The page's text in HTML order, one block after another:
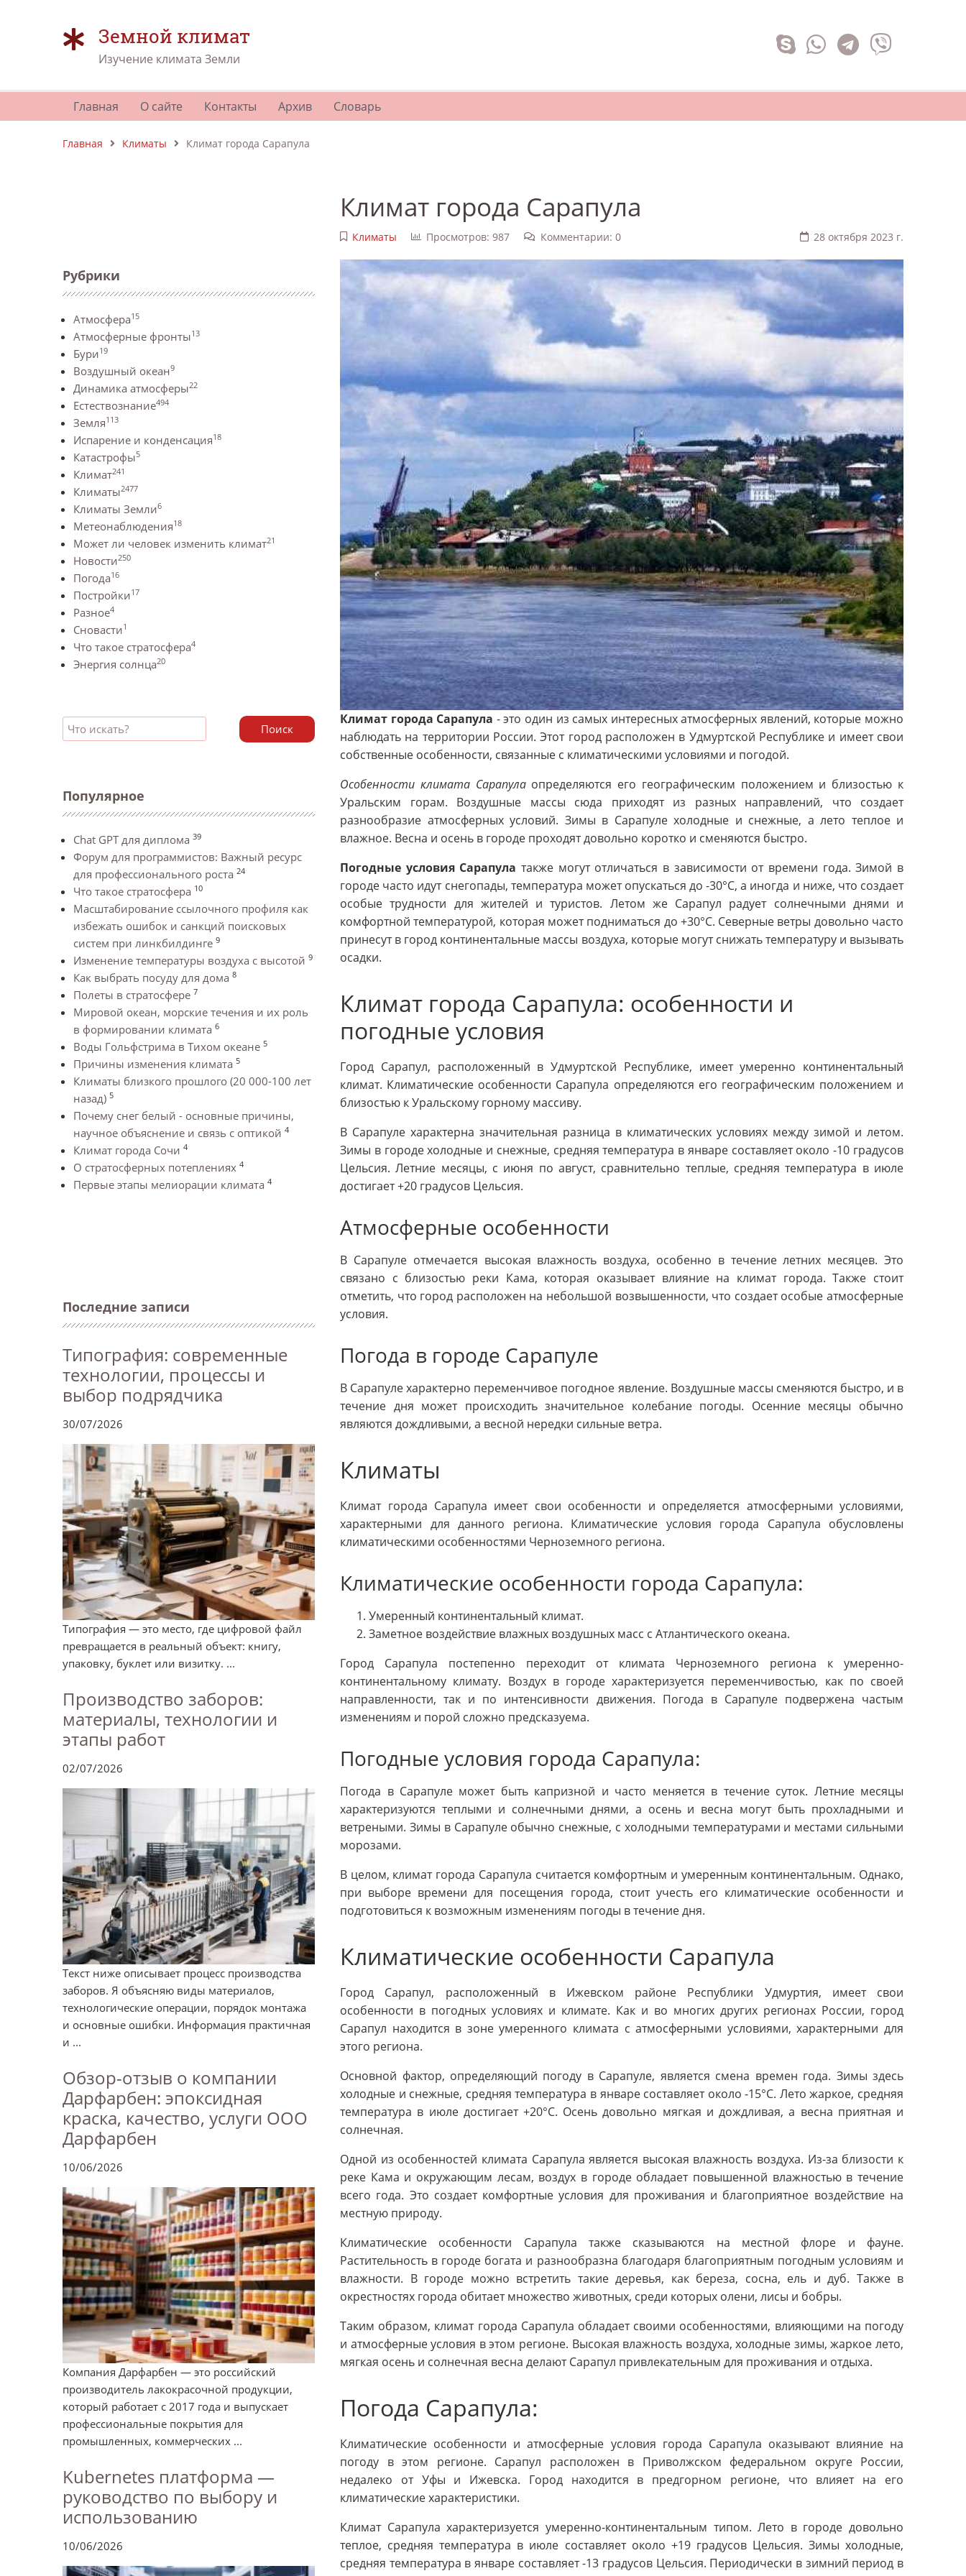
Земной климат
Изучение климата Земли
Главная О сайте Контакты Архив Словарь
Главная Климаты Климат города Сарапула
Рубрики
Атмосфера15
Атмосферные фронты13
Бури19
Воздушный океан9
Динамика атмосферы22
Естествознание494
Земля113
Испарение и конденсация18
Катастрофы5
Климат241
Климаты2477
Климаты Земли6
Метеонаблюдения18
Может ли человек изменить климат21
Новости250
Погода16
Постройки17
Разное4
Сновасти1
Что такое стратосфера4
Энергия солнца20
Поиск
Популярное
Chat GPT для диплома 39
Форум для программистов: Важный ресурс
для профессионального роста 24
Что такое стратосфера 10
Масштабирование ссылочного профиля как
избежать ошибок и санкций поисковых
систем при линкбилдинге 9
Изменение температуры воздуха с высотой 9
Как выбрать посуду для дома 8
Полеты в стратосфере 7
Мировой океан, морские течения и их роль
в формировании климата 6
Воды Гольфстрима в Тихом океане 5
Причины изменения климата 5
Климаты близкого прошлого (20 000-100 лет
назад) 5
Почему снег белый - основные причины,
научное объяснение и связь с оптикой 4
Климат города Сочи 4
О стратосферных потеплениях 4
Первые этапы мелиорации климата 4
Последние записи
Типография: современные
технологии, процессы и
выбор подрядчика
30/07/2026
Типография — это место, где цифровой файл
превращается в реальный объект: книгу,
упаковку, буклет или визитку. ...
Производство заборов:
материалы, технологии и
этапы работ
02/07/2026
Текст ниже описывает процесс производства
заборов. Я объясняю виды материалов,
технологические операции, порядок монтажа
и основные ошибки. Информация практичная
и ...
Обзор-отзыв о компании
Дарфарбен: эпоксидная
краска, качество, услуги ООО
Дарфарбен
10/06/2026
Компания Дарфарбен — это российский
производитель лакокрасочной продукции,
который работает с 2017 года и выпускает
профессиональные покрытия для
промышленных, коммерческих ...
Kubernetes платформа —
руководство по выбору и
использованию
10/06/2026
Климат города Сарапула
Климаты Просмотров: 987 Комментарии: 0 28 октября 2023 г.
Климат города Сарапула - это один из самых интересных атмосферных явлений, которые можно
наблюдать на территории России. Этот город расположен в Удмуртской Республике и имеет свои
собственные особенности, связанные с климатическими условиями и погодой.
Особенности климата Сарапулаопределяются его географическим положением и близостью к
Уральским горам. Воздушные массы сюда приходят из разных направлений, что создает
разнообразие атмосферных условий. Зимы в Сарапуле холодные и снежные, а лето теплое и
влажное. Весна и осень в городе проходят довольно коротко и сменяются быстро.
Погодные условия Сарапула также могут отличаться в зависимости от времени года. Зимой в
городе часто идут снегопады, температура может опускаться до -30°C, а иногда и ниже, что создает
особые трудности для жителей и туристов. Летом же Сарапул радует солнечными днями и
комфортной температурой, которая может подниматься до +30°C. Северные ветры довольно часто
принесут в город континентальные массы воздуха, которые могут снижать температуру и вызывать
осадки.
Климат города Сарапула: особенности и
погодные условия
Город Сарапул, расположенный в Удмуртской Республике, имеет умеренно континентальный
климат. Климатические особенности Сарапула определяются его географическим положением и
близостью к Уральскому горному массиву.
В Сарапуле характерна значительная разница в климатических условиях между зимой и летом.
Зимы в городе холодные и снежные, средняя температура в январе составляет около -10 градусов
Цельсия. Летние месяцы, с июня по август, сравнительно теплые, средняя температура в июле
достигает +20 градусов Цельсия.
Атмосферные особенности
В Сарапуле отмечается высокая влажность воздуха, особенно в течение летних месяцев. Это
связано с близостью реки Кама, которая оказывает влияние на климат города. Также стоит
отметить, что город расположен на небольшой возвышенности, что создает особые атмосферные
условия.
Погода в городе Сарапуле
В Сарапуле характерно переменчивое погодное явление. Воздушные массы сменяются быстро, и в
течение дня может происходить значительное колебание погоды. Осенние месяцы обычно
являются дождливыми, а весной нередки сильные ветра.
Климаты
Климат города Сарапула имеет свои особенности и определяется атмосферными условиями,
характерными для данного региона. Климатические условия города Сарапула обусловлены
климатическими особенностями Черноземного региона.
Климатические особенности города Сарапула:
Умеренный континентальный климат.
Заметное воздействие влажных воздушных масс с Атлантического океана.
Город Сарапула постепенно переходит от климата Черноземного региона к умеренно-
континентальному климату. Воздух в городе характеризуется переменчивостью, как по своей
направленности, так и по интенсивности движения. Погода в Сарапуле подвержена частым
изменениям и порой сложно предсказуема.
Погодные условия города Сарапула:
Погода в Сарапуле может быть капризной и часто меняется в течение суток. Летние месяцы
характеризуются теплыми и солнечными днями, а осень и весна могут быть прохладными и
ветреными. Зимы в Сарапуле обычно снежные, с холодными температурами и местами сильными
морозами.
В целом, климат города Сарапула считается комфортным и умеренным континентальным. Однако,
при выборе времени для посещения города, стоит учесть его климатические особенности и
подготовиться к возможным изменениям погоды в течение дня.
Климатические особенности Сарапула
Город Сарапул, расположенный в Ижевском районе Республики Удмуртия, имеет свои
особенности в погодных условиях и климате. Как и во многих других регионах России, город
Сарапул находится в зоне умеренного климата с атмосферными условиями, характерными для
этого региона.
Основной фактор, определяющий погоду в Сарапуле, является смена времен года. Зимы здесь
холодные и снежные, средняя температура в январе составляет около -15°C. Лето жаркое, средняя
температура в июле достигает +20°C. Осень довольно мягкая и дождливая, а весна приятная и
солнечная.
Одной из особенностей климата Сарапула является высокая влажность воздуха. Из-за близости к
реке Кама и окружающим лесам, воздух в городе обладает повышенной влажностью в течение
всего года. Это создает комфортные условия для проживания и благоприятное воздействие на
местную природу.
Климатические особенности Сарапула также сказываются на местной флоре и фауне.
Растительность в городе богата и разнообразна благодаря благоприятным погодным условиям и
влажности. В городе можно встретить такие деревья, как береза, сосна, ель и дуб. Также в
окрестностях города обитает множество животных, среди которых олени, лисы и бобры.
Таким образом, климат города Сарапула обладает своими особенностями, влияющими на погоду
и атмосферные условия в этом регионе. Высокая влажность воздуха, холодные зимы, жаркое лето,
мягкая осень и солнечная весна делают Сарапул привлекательным для проживания и отдыха.
Погода Сарапула:
Климатические особенности и атмосферные условия города Сарапула оказывают влияние на
погоду в этом регионе. Сарапул расположен в Приволжском федеральном округе России,
недалеко от Уфы и Ижевска. Город находится в предгорном регионе, что влияет на его
климатические характеристики.
Климат Сарапула характеризуется умеренно-континентальным типом. Лето в городе довольно
теплое, средняя температура в июле составляет около +19 градусов Цельсия. Зимы холодные,
средняя температура в январе составляет -13 градусов Цельсия. Периодически в зимний период в